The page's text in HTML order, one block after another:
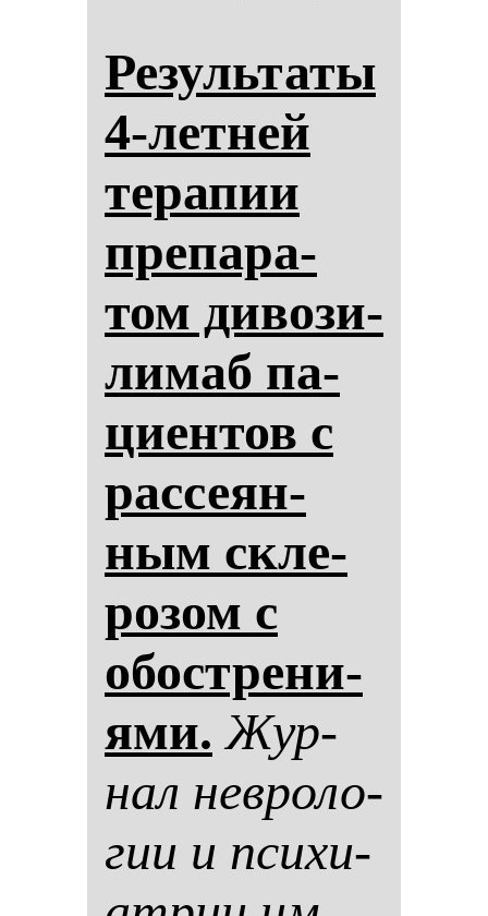
Ре­зуль­та­ты
4-лет­ней
те­ра­пии
пре­па­ра­
том ди­во­зи­
ли­маб па­
ци­ен­тов с
рас­се­ян­
ным скле­
ро­зом с
обос­тре­ни­
ями. Жур­
нал нев­ро­ло­
гии и пси­хи­